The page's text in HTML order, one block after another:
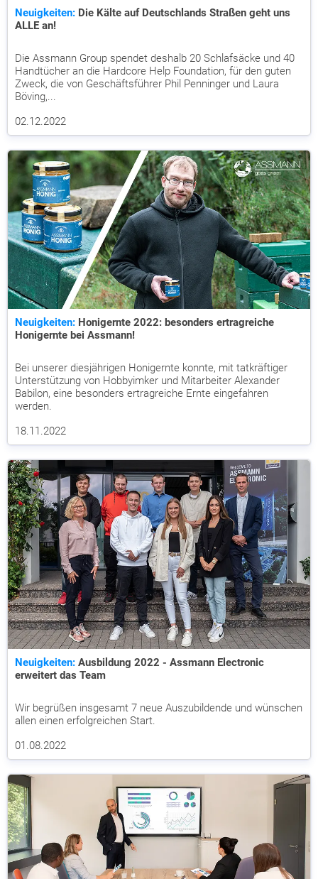
Neuigkeiten: Die Kälte auf Deutschlands Straßen geht uns
ALLE an!
Die Assmann Group spendet deshalb 20 Schlafsäcke und 40
Handtücher an die Hardcore Help Foundation, für den guten
Zweck, die von Geschäftsführer Phil Penninger und Laura
Böving,...
02.12.2022
Neuigkeiten: Honigernte 2022: besonders ertragreiche
Honigernte bei Assmann!
Bei unserer diesjährigen Honigernte konnte, mit tatkräftiger
Unterstützung von Hobbyimker und Mitarbeiter Alexander
Babilon, eine besonders ertragreiche Ernte eingefahren
werden.
18.11.2022
Neuigkeiten: Ausbildung 2022 - Assmann Electronic
erweitert das Team
Wir begrüßen insgesamt 7 neue Auszubildende und wünschen
allen einen erfolgreichen Start.
01.08.2022